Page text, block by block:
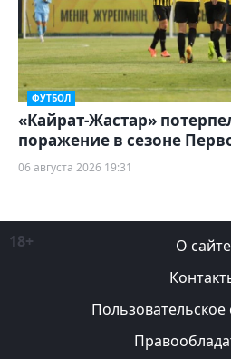
ФУТБОЛ
«Кайрат-Жастар»
поражение в сезоне
06 августа 2026 19:31
18+
О сайте